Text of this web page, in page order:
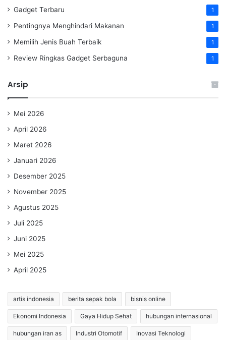
Gadget Terbaru 1
Pentingnya Menghindari Makanan 1
Memilih Jenis Buah Terbaik 1
Review Ringkas Gadget Serbaguna 1
Arsip
Mei 2026
April 2026
Maret 2026
Januari 2026
Desember 2025
November 2025
Agustus 2025
Juli 2025
Juni 2025
Mei 2025
April 2025
artis indonesia berita sepak bola bisnis online
Ekonomi Indonesia Gaya Hidup Sehat hubungan internasional
hubungan iran as Industri Otomotif Inovasi Teknologi